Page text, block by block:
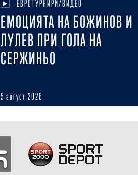
ЕВРОТУРНИРИ/ВИДЕО
ЕМОЦИЯТА НА БОЖИНОВ И
ЛУЛЕВ ПРИ ГОЛА НА
СЕРЖИНЬО
5 август 2026